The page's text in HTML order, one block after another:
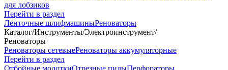
для лобзиков
Перейти в раздел
Ленточные шлифмашиныРеноваторы
Каталог/Инструменты/Электроинструмент/
Реноваторы
Реноваторы сетевыеРеноваторы аккумуляторные
Перейти в раздел
Отбойные молоткиОтрезные пилыПерфораторы